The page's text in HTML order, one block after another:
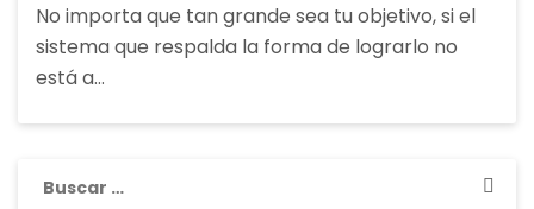
actitudes
y
del
No importa que tan grande sea tu objetivo, si el
sistema que respalda la forma de lograrlo no
está a…